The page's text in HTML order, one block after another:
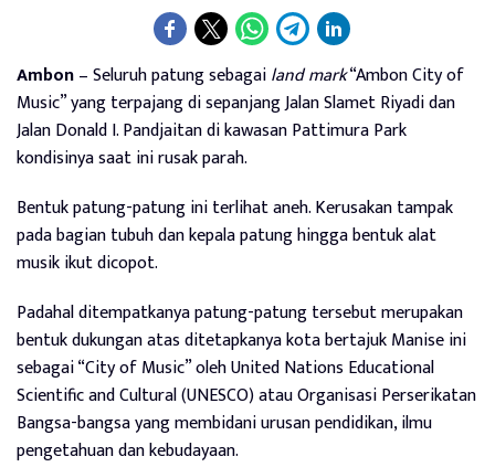
Ambon– Seluruh patung sebagailandmark“Ambon City of
Music” yang terpajang di sepanjang Jalan Slamet Riyadi dan
Jalan Donald I. Pandjaitan di kawasan Pattimura Park
kondisinya saat ini rusak parah.
Bentuk patung-patung ini terlihat aneh. Kerusakan tampak
pada bagian tubuh dan kepala patung hingga bentuk alat
musik ikut dicopot.
Padahal ditempatkanya patung-patung tersebut merupakan
bentuk dukungan atas ditetapkanya kota bertajuk Manise ini
sebagai “City of Music” oleh United Nations Educational
Scientific and Cultural (UNESCO) atau Organisasi Perserikatan
Bangsa-bangsa yang membidani urusan pendidikan, ilmu
pengetahuan dan kebudayaan.